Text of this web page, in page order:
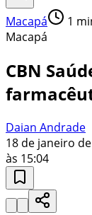
Macapá 1
Macapá
CBN
Daian Andrade
18 de janeiro
às 15:04